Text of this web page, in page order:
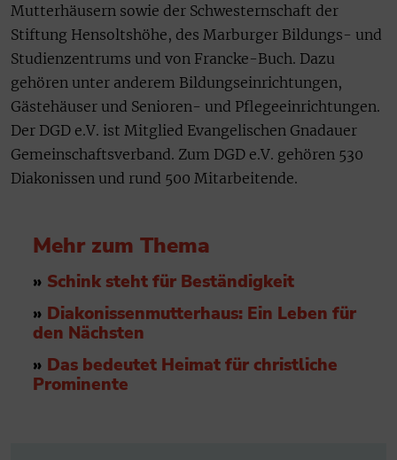
Mutterhäusern sowie der Schwesternschaft der
Stiftung Hensoltshöhe, des Marburger Bildungs- und
Studienzentrums und von Francke-Buch. Dazu
gehören unter anderem Bildungseinrichtungen,
Gästehäuser und Senioren- und Pflegeeinrichtungen.
Der DGD e.V. ist Mitglied Evangelischen Gnadauer
Gemeinschaftsverband. Zum DGD e.V. gehören 530
Diakonissen und rund 500 Mitarbeitende.
Mehr zum Thema
» Schink steht für Beständigkeit
» Diakonissenmutterhaus: Ein Leben für
den Nächsten
» Das bedeutet Heimat für christliche
Prominente